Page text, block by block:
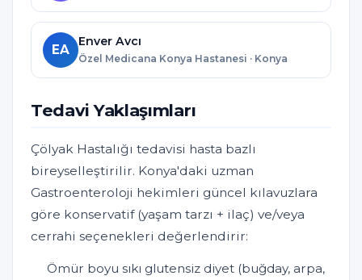
EA
Enver Avcı
Özel Medicana Konya Hastanesi · Konya
Tedavi Yaklaşımları
Çölyak Hastalığı tedavisi hasta bazlı
bireyselleştirilir. Konya'daki uzman
Gastroenteroloji hekimleri güncel kılavuzlara
göre konservatif (yaşam tarzı + ilaç) ve/veya
cerrahi seçenekleri değerlendirir:
Ömür boyu sıkı glutensiz diyet (buğday, arpa,